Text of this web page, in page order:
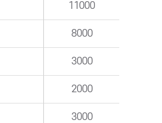
11000
8000
3000
2000
3000